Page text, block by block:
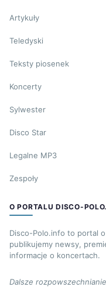
Artykuły
Teledyski
Teksty piosenek
Koncerty
Sylwester
Disco Star
Legalne MP3
Zespoły
O PORTALU DISCO-
Disco-Polo.info to portal
publikujemy newsy,
informacje o koncertach.
Dalsze